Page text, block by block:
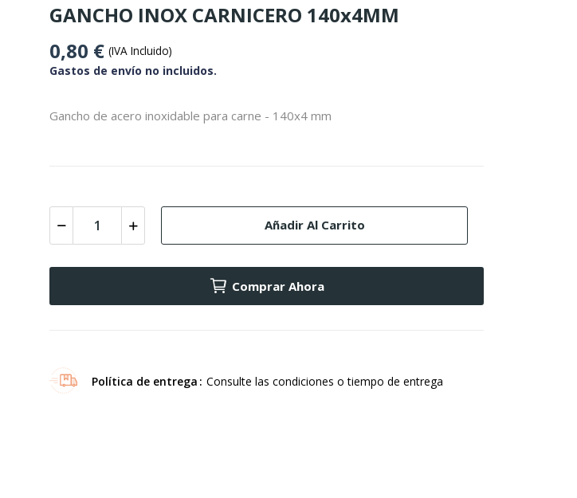
GANCHO INOX CARNICERO 140x4MM
0,80 € (IVA Incluido)
Gastos de envío no incluidos.
Gancho de acero inoxidable para carne - 140x4 mm
Añadir Al Carrito
Comprar Ahora
Política de entrega Consulte las condiciones o tiempo de entrega